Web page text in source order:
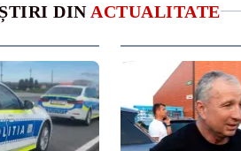
DIN ACTUALITATE